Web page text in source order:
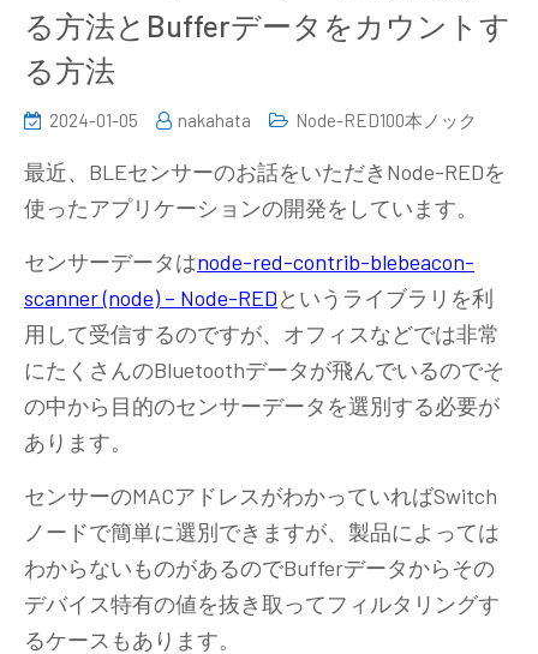
る方法とBufferデータをカウントす
る方法
2024-01-05 nakahata Node-RED100本ノック
最近、BLEセンサーのお話をいただきNode-REDを
使ったアプリケーションの開発をしています。
センサーデータはnode-red-contrib-blebeacon-
scanner (node) – Node-REDというライブラリを利
用して受信するのですが、オフィスなどでは非常
にたくさんのBluetoothデータが飛んでいるのでそ
の中から目的のセンサーデータを選別する必要が
あります。
センサーのMACアドレスがわかっていればSwitch
ノードで簡単に選別できますが、製品によっては
わからないものがあるのでBufferデータからその
デバイス特有の値を抜き取ってフィルタリングす
るケースもあります。